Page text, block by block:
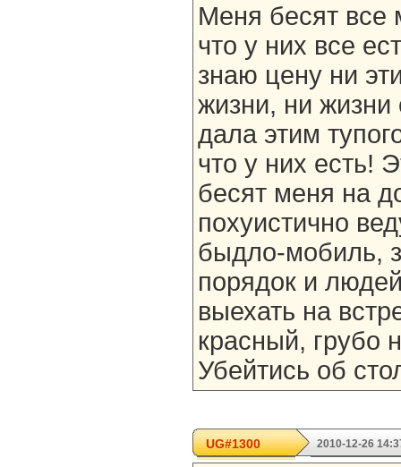
Меня бесят все
что у них все
знаю цену ни
жизни, ни жизни
дала этим
что у них есть!
бесят меня на
похуистично
быдло-мобиль,
порядок и
выехать на
красный, грубо
Убейтись об
UG#1300 2010-12-26